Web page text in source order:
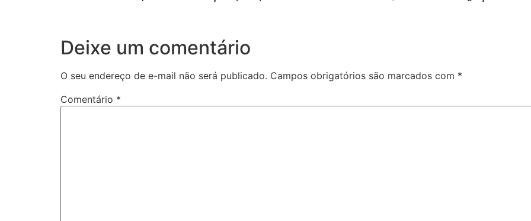
Deixe um comentário
O seu endereço de e-mail não será publicado. Campos obrigatórios são marcados com *
Comentário *